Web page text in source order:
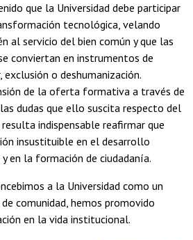
que la Universidad debe participar
tecnológica, velando
al servicio del bien común y que las
conviertan en instrumentos de
o deshumanización.
de la oferta formativa a través de
dudas que ello suscita respecto del
indispensable reafirmar que
insustituible en el desarrollo
en la formación de ciudadanía.
a la Universidad como un
comunidad, hemos promovido
en la vida institucional.